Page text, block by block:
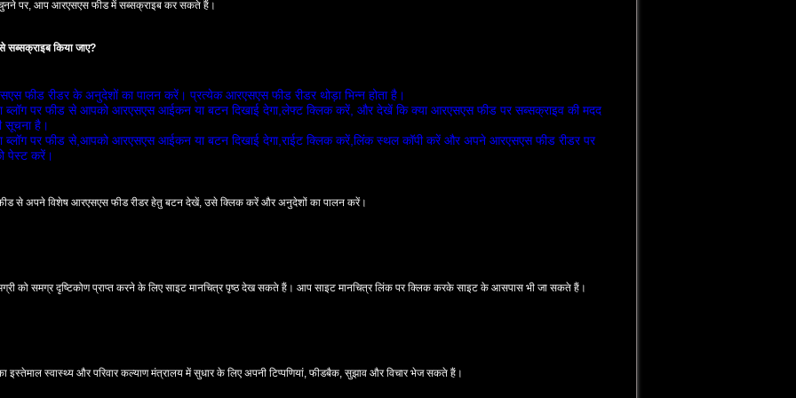
पर, आप आरएसएस फीड में सब्सक्राइब कर सकते हैं।
किया जाए?
फीड रीडर के अनुदेशों का पालन करें। प्रत्‍येक आरएसएस फीड रीडर थोड़ा भिन्‍न होता है।
ब्‍लॉग पर फीड से आपको आरएसएस आईकन या बटन दिखाई देगा,लेफ्ट क्‍लिक करें, और देखें कि क्‍या आरएसएस फीड पर सब्‍सक्राइव की मदद
सूचना है।
ब्‍लॉग पर फीड से,आपको आरएसएस आईकन या बटन दिखाई देगा,राईट क्‍लिक करें,लिंक स्‍थल कॉपी करें और अपने आरएसएस फीड रीडर पर
पेस्‍ट करें।
फीड से अपने विशेष आरएसएस फीड रीडर हेतु बटन देखें, उसे क्‍लिक करें और अनुदेशों का पालन करें।
को समग्र दृष्‍टिकोण प्राप्‍त करने के लिए साइट मानचित्र पृष्‍ठ देख सकते हैं। आप साइट मानचित्र लिंक पर क्‍लिक करके साइट के आसपास भी जा सकते हैं।
स्‍वास्‍थ्‍य और परिवार कल्‍याण मंत्रालय में सुधार के लिए अपनी टिप्‍पणियां, फीडबैक, सुझाव और विचार भेज सकते हैं।